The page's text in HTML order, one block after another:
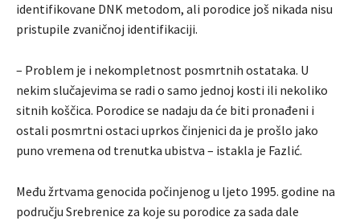
identifikovane DNK metodom, ali porodice još nikada nisu
pristupile zvaničnoj identifikaciji.
– Problem je i nekompletnost posmrtnih ostataka. U
nekim slučajevima se radi o samo jednoj kosti ili nekoliko
sitnih koščica. Porodice se nadaju da će biti pronađeni i
ostali posmrtni ostaci uprkos činjenici da je prošlo jako
puno vremena od trenutka ubistva – istakla je Fazlić.
Među žrtvama genocida počinjenog u ljeto 1995. godine na
području Srebrenice za koje su porodice za sada dale